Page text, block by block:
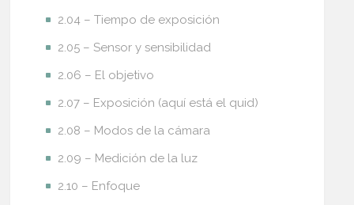
2.04 – Tiempo de exposición
2.05 – Sensor y sensibilidad
2.06 – El objetivo
2.07 – Exposición (aquí está el quid)
2.08 – Modos de la cámara
2.09 – Medición de la luz
2.10 – Enfoque